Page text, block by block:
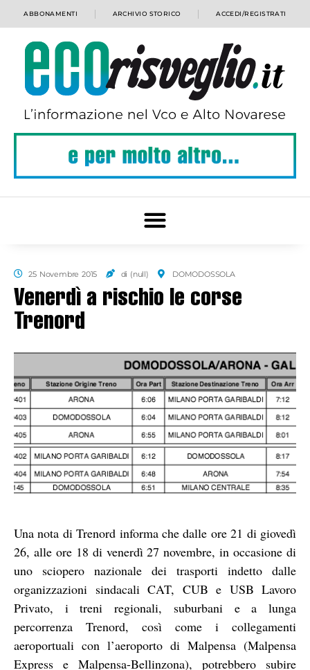
ABBONAMENTI ARCHIVIO STORICO ACCEDI/REGISTRATI
25 Novembre 2015 di (null) DOMODOSSOLA
Venerdì a rischio le corse
Trenord
Una nota di Trenord informa che dalle ore 21 di giovedì
26, alle ore 18 di venerdì 27 novembre, in occasione di
uno sciopero nazionale dei trasporti indetto dalle
organizzazioni sindacali CAT, CUB e USB Lavoro
Privato, i treni regionali, suburbani e a lunga
percorrenza Trenord, così come i collegamenti
aeroportuali con l’aeroporto di Malpensa (Malpensa
Express e Malpensa-Bellinzona), potrebbero subire